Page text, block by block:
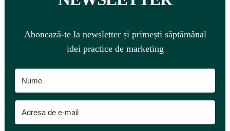
Abonează-te la newsletter și primești săptămânal
idei practice de marketing